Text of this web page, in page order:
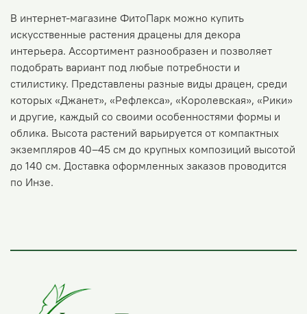
В интернет-магазине ФитоПарк можно купить
искусственные растения драцены для декора
интерьера. Ассортимент разнообразен и позволяет
подобрать вариант под любые потребности и
стилистику. Представлены разные виды драцен, среди
которых «Джанет», «Рефлекса», «Королевская», «Рики»
и другие, каждый со своими особенностями формы и
облика. Высота растений варьируется от компактных
экземпляров 40–45 см до крупных композиций высотой
до 140 см. Доставка оформленных заказов проводится
по Инзе.